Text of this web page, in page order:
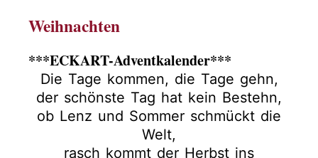
Weihnachten
***ECKART-Adventkalender***
Die Tage kommen, die Tage gehn,
der schönste Tag hat kein Bestehn,
ob Lenz und Sommer schmückt die
Welt,
rasch kommt der Herbst ins